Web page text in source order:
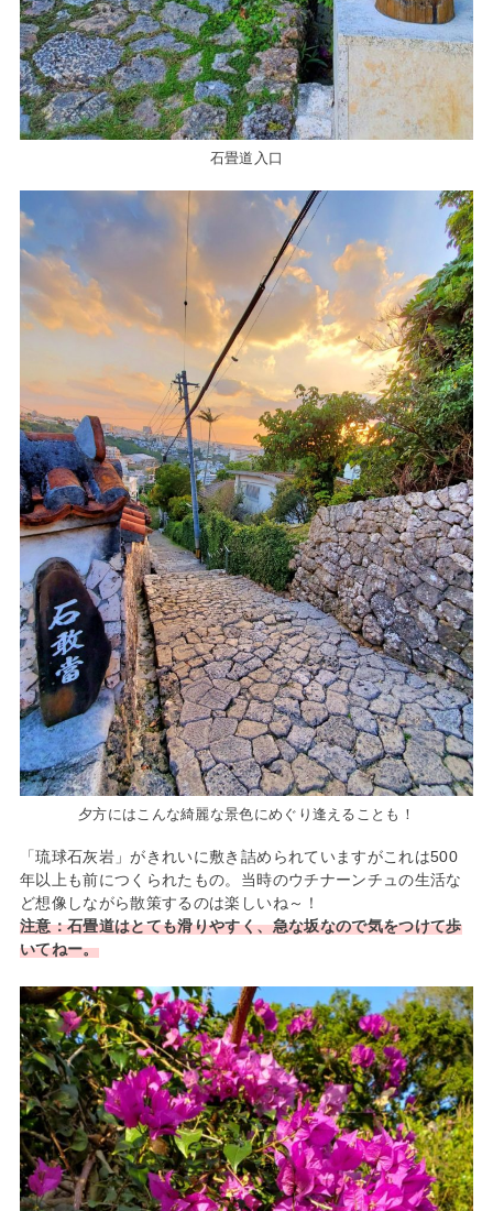
石畳道入口
夕方にはこんな綺麗な景色にめぐり逢えることも！
「琉球石灰岩」がきれいに敷き詰められていますがこれは500
年以上も前につくられたもの。当時のウチナーンチュの生活な
ど想像しながら散策するのは楽しいね～！
注意：石畳道はとても滑りやすく、急な坂なので気をつけて歩
いてねー。